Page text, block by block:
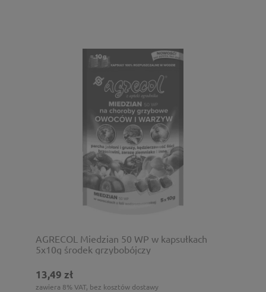
AGRECOL Miedzian 50 WP w kapsułkach
5x10g środek grzybobójczy
13,49 zł
zawiera 8% VAT, bez kosztów dostawy